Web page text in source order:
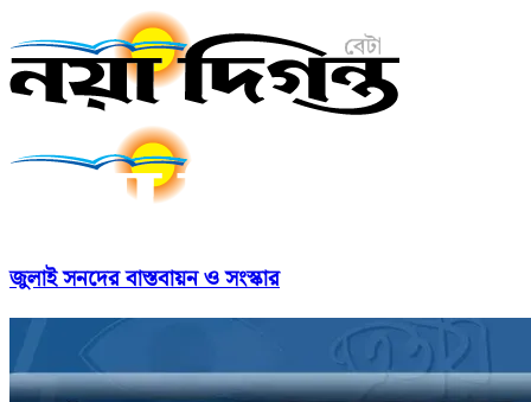
জুলাই সনদের বাস্তবায়ন ও সংস্কার